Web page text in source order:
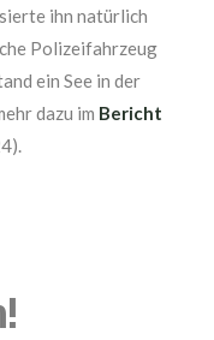
ihn natürlich
Polizeifahrzeug
ein See in der
dazu im Bericht